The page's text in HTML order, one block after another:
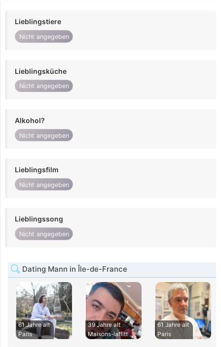
Lieblingstiere
Nicht angegeben
Lieblingsküche
Nicht angegeben
Alkohol?
Nicht angegeben
Lieblingsfilm
Nicht angegeben
Lieblingssong
Nicht angegeben
Dating Mann in Île-de-France
61 Jahre alt
Paris
39 Jahre alt
Maisons-laffitt
61 Jahre alt
Paris